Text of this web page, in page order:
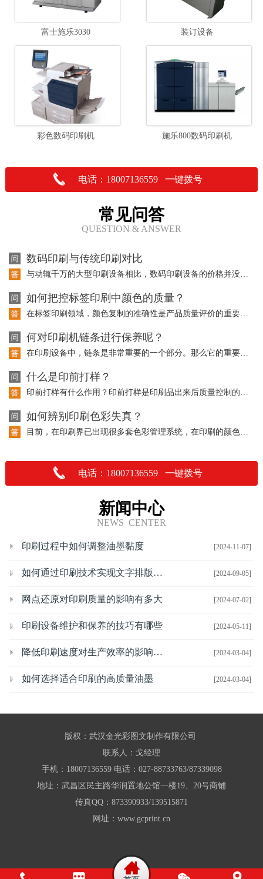
富士施乐3030 装订设备
彩色数码印刷机 施乐800数码印刷机
电话：18007136559 一键拨号
常见问答
QUESTION & ANSWER
数码印刷与传统印刷对比
与动辄千万的大型印刷设备相比，数码印刷设备的价格并没有成为大型传统印刷企业投资…
如何把控标签印刷中颜色的质量？
在标签印刷领域，颜色复制的准确性是产品质量评价的重要因素。而且在标签印刷中使用…
何对印刷机链条进行保养呢？
在印刷设备中，链条是非常重要的一个部分。那么它的重要性体现在哪里呢？请听以下的…
什么是印前打样？
印前打样有什么作用？印前打样是印刷品出来后质量控制的重要依据，也是与客户沟通交…
如何辨别印刷色彩失真？
目前，在印刷界已出现很多套色彩管理系统，在印刷的颜色上都有了一定的控制，但是在…
电话：18007136559 一键拨号
新闻中心
NEWS CENTER
[2024-11-07]
印刷过程中如何调整油墨黏度
[2024-09-05]
如何通过印刷技术实现文字排版的优化
[2024-07-02]
网点还原对印刷质量的影响有多大
[2024-05-11]
印刷设备维护和保养的技巧有哪些
[2024-03-04]
降低印刷速度对生产效率的影响有哪些
[2024-03-04]
如何选择适合印刷的高质量油墨
版权：武汉金光彩图文制作有限公司
联系人：戈经理
手机：18007136559 电话：027-88733763/87339098
地址：武昌区民主路华润置地公馆一楼19、20号商铺
传真QQ：873390933/139515871
网址：www.gcprint.cn